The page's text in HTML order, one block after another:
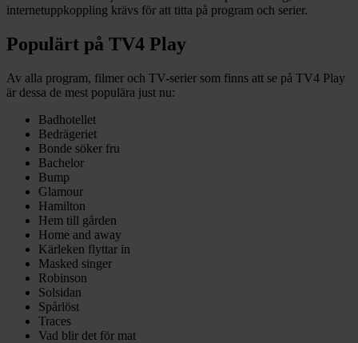
internetuppkoppling krävs för att titta på program och serier.
Populärt på TV4 Play
Av alla program, filmer och TV-serier som finns att se på TV4 Play
är dessa de mest populära just nu:
Badhotellet
Bedrägeriet
Bonde söker fru
Bachelor
Bump
Glamour
Hamilton
Hem till gården
Home and away
Kärleken flyttar in
Masked singer
Robinson
Solsidan
Spårlöst
Traces
Vad blir det för mat